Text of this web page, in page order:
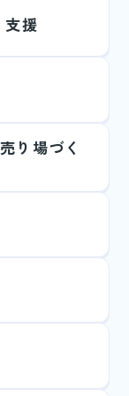
支援
り場づく